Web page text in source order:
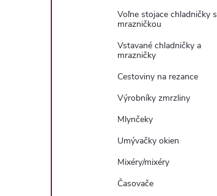
Voľne stojace chladničky s
mrazničkou
Vstavané chladničky a
mrazničky
Cestoviny na rezance
Výrobníky zmrzliny
Mlynčeky
Umývačky okien
Mixéry/mixéry
Časovače